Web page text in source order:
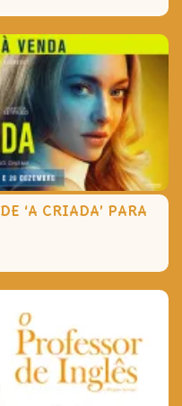
‘A CRIADA’ PARA